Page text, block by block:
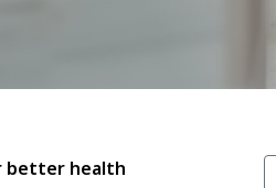
better health